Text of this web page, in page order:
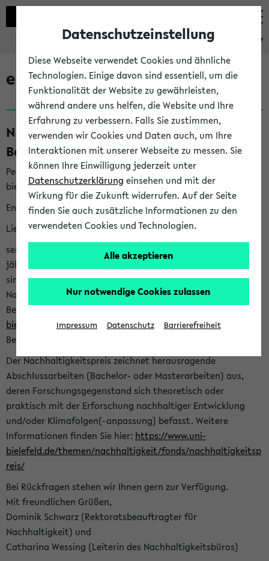
eKVV
eKVV News
Nachhaltigkeitspreis 2026:
Bewerbungsphase gestartet (06.08.26)
Per E-Mail eingestellt von nachhaltigkeitsbuero@uni-
bielefeld.de an den Verteiler 'Alle Studierenden':
English version below
Liebe Studierende,
seit 2023 verleiht das Rektorat der Universität Bielefeld
jährlich den Nachhaltigkeitspreis für Abschlussarbeiten. Sie
sind herzlich eingeladen sich mit Ihrer Abschlussarbeit beim
Nachhaltigkeitsbüro zu bewerben. Bitte nutzen Sie für Ihre
Bewerbung dieses Formular<https://formulare.uni-
bielefeld.de/frontend-server/form/provide/913/>. Die
Bewerbungsfrist endet am 30.09.2026.
Der Nachhaltigkeitspreis zeichnet herausragende
Abschlussarbeiten (Bachelor- oder Masterarbeiten) aus,
deren Forschungsgegenstand sich theoretisch oder
praktisch mit der Erforschung nachhaltiger Entwicklung
und/oder Klimafolgen(-anpassung) befasst. Weitere
Informationen finden Sie hier: https://www.uni-
bielefeld.de/themen/nachhaltigkeit/fonds/nachhaltigkeitsp
reis/
Bei Rückfragen stehen wir Ihnen gern zur Verfügung.
Mit freundlichen Grüßen,
Dominik Schwarz (Rektoratsbeauftragter für
Nachhaltigkeit) und
Catharina Wessing (Leiterin des Nachhaltigkeitsbüros)
Datenschutzeinstellung
Diese Webseite verwendet Cookies und ähnliche
Technologien. Einige davon sind essentiell, um die
Funktionalität der Website zu gewährleisten,
während andere uns helfen, die Website und Ihre
Erfahrung zu verbessern. Falls Sie zustimmen,
verwenden wir Cookies und Daten auch, um Ihre
Interaktionen mit unserer Webseite zu messen. Sie
können Ihre Einwilligung jederzeit unter
Datenschutzerklärung einsehen und mit der
Wirkung für die Zukunft widerrufen. Auf der Seite
finden Sie auch zusätzliche Informationen zu den
verwendeten Cookies und Technologien.
Alle akzeptieren
Nur notwendige Cookies zulassen
Impressum Datenschutz Barrierefreiheit